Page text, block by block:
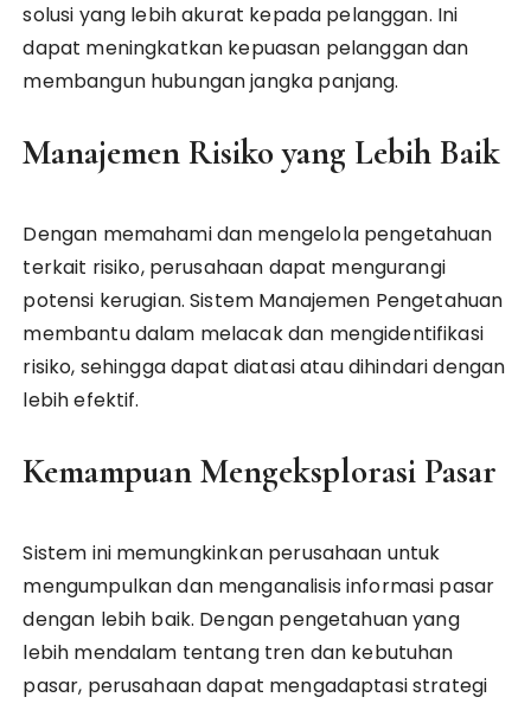
solusi yang lebih akurat kepada pelanggan. Ini
dapat meningkatkan kepuasan pelanggan dan
membangun hubungan jangka panjang.
Manajemen Risiko yang Lebih Baik
Dengan memahami dan mengelola pengetahuan
terkait risiko, perusahaan dapat mengurangi
potensi kerugian. Sistem Manajemen Pengetahuan
membantu dalam melacak dan mengidentifikasi
risiko, sehingga dapat diatasi atau dihindari dengan
lebih efektif.
Kemampuan Mengeksplorasi Pasar
Sistem ini memungkinkan perusahaan untuk
mengumpulkan dan menganalisis informasi pasar
dengan lebih baik. Dengan pengetahuan yang
lebih mendalam tentang tren dan kebutuhan
pasar, perusahaan dapat mengadaptasi strategi